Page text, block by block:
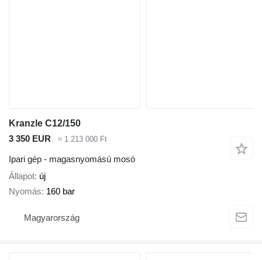
Kranzle C12/150
3 350 EUR
≈ 1 213 000 Ft
Ipari gép - magasnyomású mosó
Állapot új
Nyomás 160 bar
Magyarország